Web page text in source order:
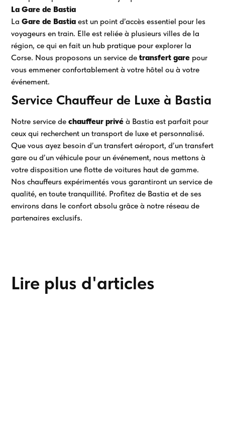
La Gare de Bastia
LaGare de Bastia est un point d’accès essentiel pour les
voyageurs en train. Elle est reliée à plusieurs villes de la
région, ce qui en fait un hub pratique pour explorer la
Corse. Nous proposons un service detransfert gare pour
vous emmener confortablement à votre hôtel ou à votre
événement.
Service Chauffeur de Luxe à Bastia
Notre service dechauffeur privé à Bastia est parfait pour
ceux qui recherchent un transport de luxe et personnalisé.
Que vous ayez besoin d’un transfert aéroport, d’un transfert
gare ou d’un véhicule pour un événement, nous mettons à
votre disposition une flotte de voitures haut de gamme.
Nos chauffeurs expérimentés vous garantiront un service de
qualité, en toute tranquillité. Profitez de Bastia et de ses
environs dans le confort absolu grâce à notre réseau de
partenaires exclusifs.
Lire plus d'articles